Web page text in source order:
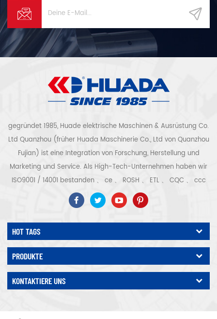
gegründet 1985, Huade elektrische Maschinen & Ausrüstung Co.
Ltd Quanzhou (früher Huada Maschinerie Co., Ltd von Quanzhou
Fujian) ist eine Integration von Forschung, Herstellung und
Marketing und Service. Als High-Tech-Unternehmen haben wir
ISO9001 / 14001 bestanden 、 ce 、 ROSH 、 ETL 、 CQC 、 ccc
Qualitäts- und Sicherheitszertifizierung, High-Tech-
Unternehmenszertifizierung usw. Luftkompressorsystem und -
ausrüstung umfassen Schraubentyp, Zentrifugaltyp, ölfrei,
Spiraltyp, Kolbentyp, Trockner, Filter, Abtropffläche, mit
vollständiger Luftkompressorproduktionslinie, mehr als 300
Arten von Luftkompressoren als Industrieexperte Unsere
von das wichtigste Gussteil für Druckbehälter, Elektromotoren,
Unternehmen ein eigenes Kernverfahren für Permanentmagnet-
HOT TAGS
PRODUKTE
KONTAKTIERE UNS